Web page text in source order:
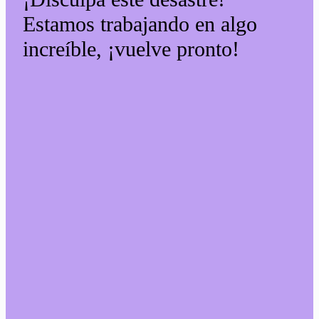
Estamos trabajando en algo
increíble, ¡vuelve pronto!